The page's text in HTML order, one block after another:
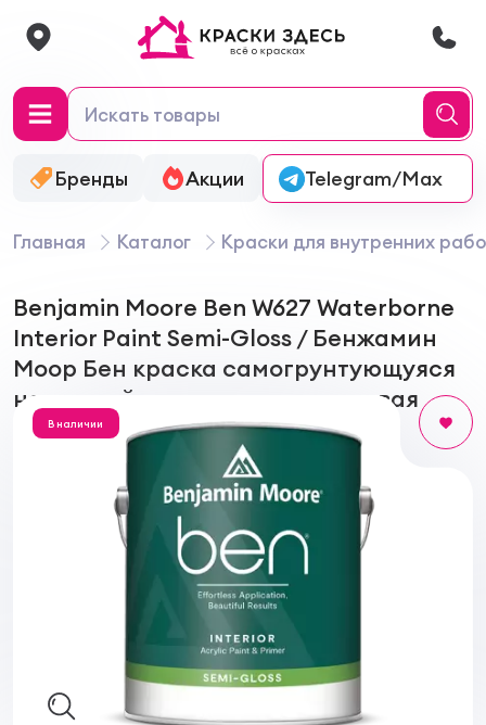
Бренды Акции Онлайн-колеровка
Telegram/Max
Главная Каталог Краски для внутренних
Benjamin Moore Ben W627 Waterborne
Interior Paint Semi-Gloss / Бенжамин
Моор Бен краска самогрунтующуяся
на водной основе, полуглянцевая
В наличии